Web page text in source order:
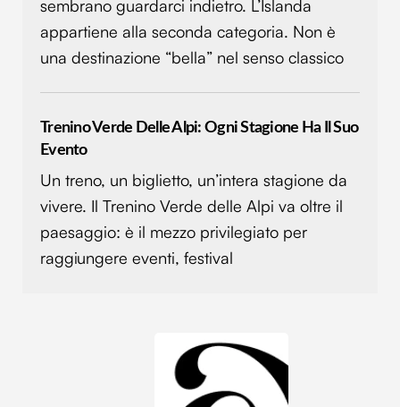
sembrano guardarci indietro. L’Islanda
appartiene alla seconda categoria. Non è
una destinazione “bella” nel senso classico
Trenino Verde Delle Alpi: Ogni Stagione Ha Il Suo
Evento
Un treno, un biglietto, un’intera stagione da
vivere. Il Trenino Verde delle Alpi va oltre il
paesaggio: è il mezzo privilegiato per
raggiungere eventi, festival